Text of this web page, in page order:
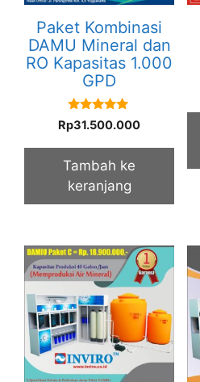
Paket Kombinasi
DAMU Mineral dan
RO Kapasitas 1.000
GPD
5.00
out of 5
Rp31.500.000
Tambah ke
keranjang